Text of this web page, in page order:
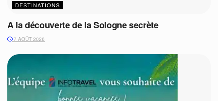
DESTINATIONS
A la découverte de la Sologne secrète
7 AOÛT 2026